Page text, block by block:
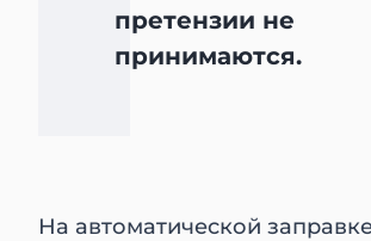
претензии не
принимаются.
На автоматической